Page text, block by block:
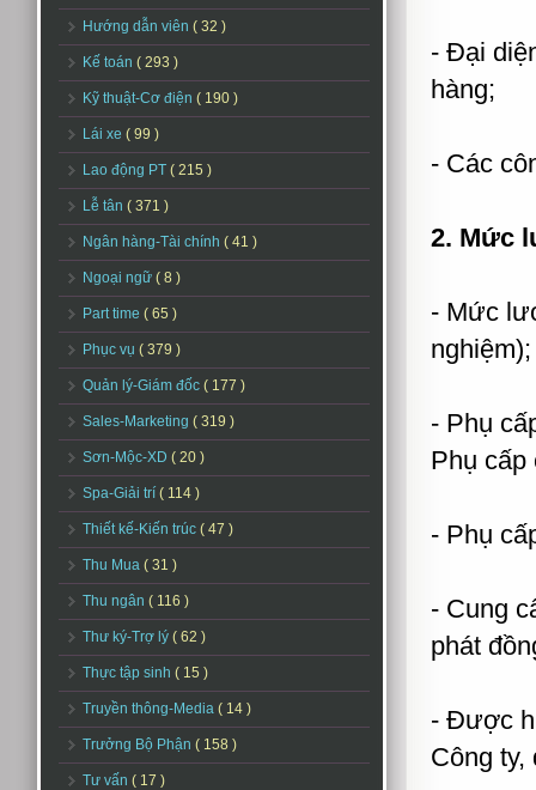
Hướng dẫn viên ( 32 )
Kế toán ( 293 )
Kỹ thuật-Cơ điện ( 190 )
Lái xe ( 99 )
Lao động PT ( 215 )
Lễ tân ( 371 )
Ngân hàng-Tài chính ( 41 )
Ngoại ngữ ( 8 )
Part time ( 65 )
Phục vụ ( 379 )
Quản lý-Giám đốc ( 177 )
Sales-Marketing ( 319 )
Sơn-Mộc-XD ( 20 )
Spa-Giải trí ( 114 )
Thiết kế-Kiến trúc ( 47 )
Thu Mua ( 31 )
Thu ngân ( 116 )
Thư ký-Trợ lý ( 62 )
Thực tập sinh ( 15 )
Truyền thông-Media ( 14 )
Trưởng Bộ Phận ( 158 )
Tư vấn ( 17 )
- Đại
hàng;
- Các
2. Mức
- Mức
nghiệm);
- Phụ
Phụ cấp
- Phụ
- Cung
phát
- Được
Công ty,